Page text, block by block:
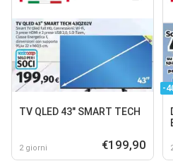
TV QLED 43" SMART TECH
2 giorni €199,90
-